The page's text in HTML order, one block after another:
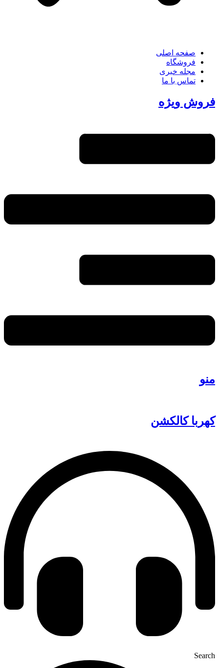
صفحه اصلی
فروشگاه
مجله خبری
تماس با ما
فروش ویژه
منو
کهربا کالکشن
Search